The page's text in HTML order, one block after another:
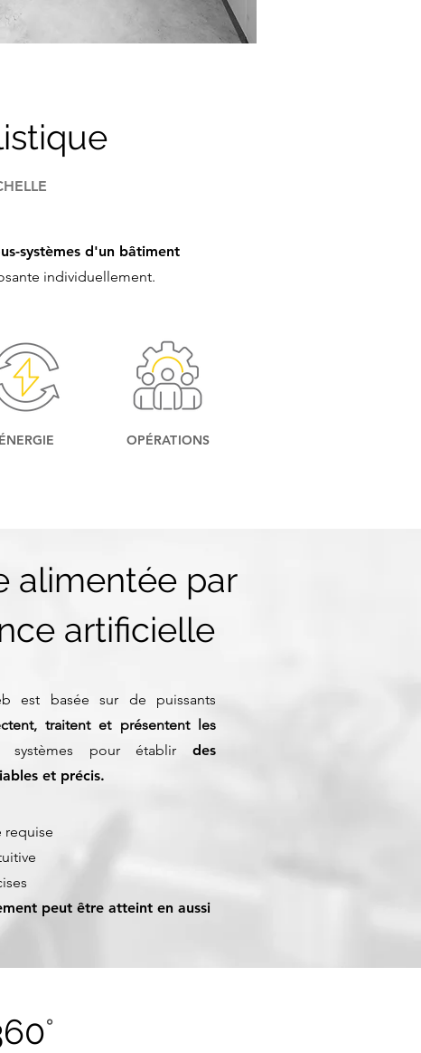
systèmes d'un bâtiment
individuellement.
ÉNERGIE OPÉRATIONS
alimentée par
artificielle
est basée sur de puissants
traitent et présentent les
systèmes pour établirdes
et précis.
requise
peut être atteint en aussi
°